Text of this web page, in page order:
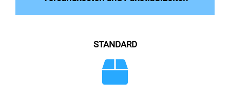
STANDARD